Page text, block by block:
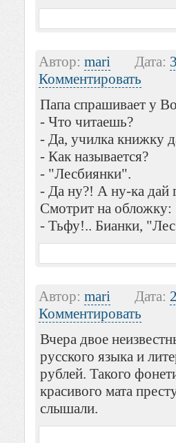
Автор: mari Дата:
Комментировать
Папа спрашивает у
- Что читаешь?
- Да, училка книжку
- Как называется?
- "Лесбиянки".
- Да ну?! А ну-ка дай
Смотрит на обложку:
- Тьфу!.. Бианки,
Автор: mari Дата:
Комментировать
Вчера двое
русского языка и
рублей. Такого
красивого мата
слышали.